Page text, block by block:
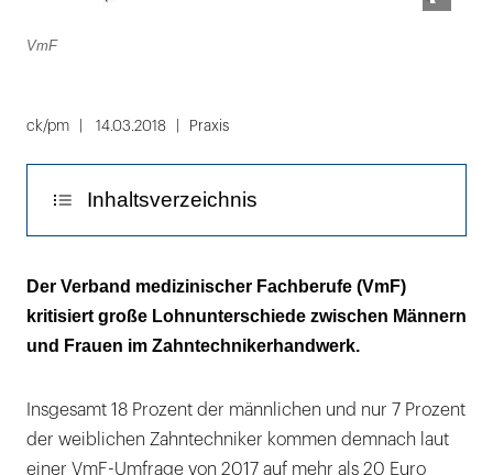
VmF
ck/pm 14.03.2018 Praxis
Inhaltsverzeichnis
Berufsanfänger: Die meisten Frauen
verdienen unter 11, die meisten Männer über
20 Euro
Der Verband medizinischer Fachberufe (VmF)
kritisiert große Lohnunterschiede zwischen Männern
und Frauen im Zahntechnikerhandwerk.
Insgesamt 18 Prozent der männlichen und nur 7 Prozent
der weiblichen Zahntechniker kommen demnach laut
einer VmF-Umfrage von 2017 auf mehr als 20 Euro